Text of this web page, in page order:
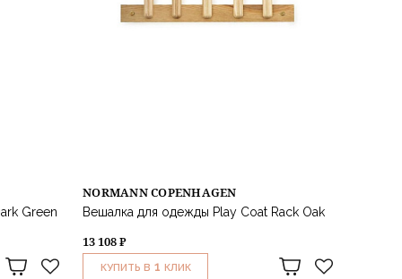
Green
NORMANN COPENHAGEN
Вешалка для одежды Play Coat Rack Oak
13 108 ₽
КУПИТЬ В 1 КЛИК